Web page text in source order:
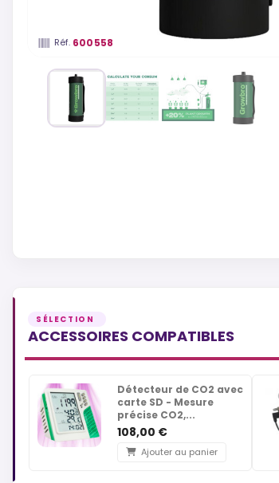
Réf. 600558
ACCESSOIRES COMPATIBLES
Détecteur de CO2 avec
carte SD - Mesure
précise CO2,...
108,00 €
Ajouter au panier